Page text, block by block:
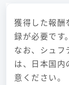
獲得した報酬
録が必要です。
なお、シュフ
は、日本国内
意ください。